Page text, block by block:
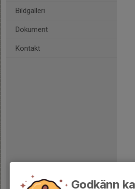
Bildgalleri
Dokument
Kontakt
Godkänn